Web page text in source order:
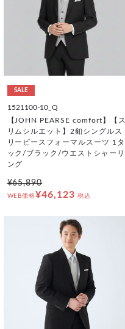
SALE
1521100-10_Q
【JOHN PEARSE comfort】【ス
リムシルエット】2釦シングルス
リーピースフォーマルスーツ 1タ
ック/ブラック/ウエストシャーリ
ング
¥65,890
WEB価格¥46,123 税込